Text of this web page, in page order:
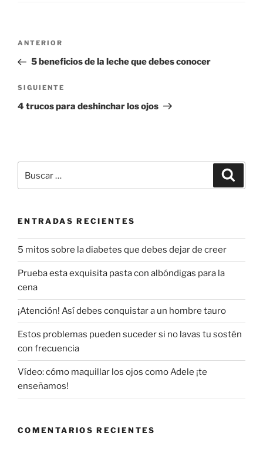
Navegación
entradas
Entrada
anterior:
ANTERIOR
5 beneficios de la leche que debes conocer
Siguiente
entrada
SIGUIENTE
4 trucos para deshinchar los ojos
por:
ENTRADAS RECIENTES
5 mitos sobre la diabetes que debes dejar de creer
Prueba esta exquisita pasta con albóndigas para la
cena
¡Atención! Así debes conquistar a un hombre tauro
Estos problemas pueden suceder si no lavas tu sostén
con frecuencia
Vídeo: cómo maquillar los ojos como Adele ¡te
enseñamos!
COMENTARIOS RECIENTES